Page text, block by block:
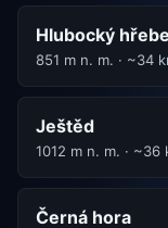
Hlubocký
851 m n. m. · ~34
Ještěd
1012 m n. m. · ~36
Černá hora